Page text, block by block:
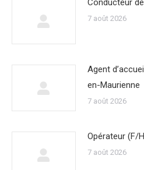
Conducteur
7 août 2026
Agent
en-Maurienne
7 août 2026
Opérateur (F/
7 août 2026